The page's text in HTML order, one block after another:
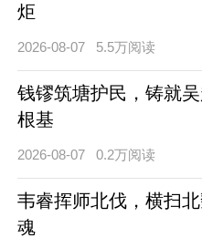
炬
2026-08-07 5.5万阅读
钱镠筑塘护民，铸就
根基
2026-08-07 0.2万阅读
韦睿挥师北伐，横扫
魂